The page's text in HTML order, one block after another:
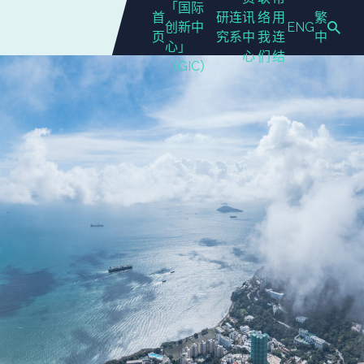
首
页
「国际
创新中
心」
（GIC）
研
究
连
系
讯
中
心
络
我
们
用
连
结
ENG
繁
中